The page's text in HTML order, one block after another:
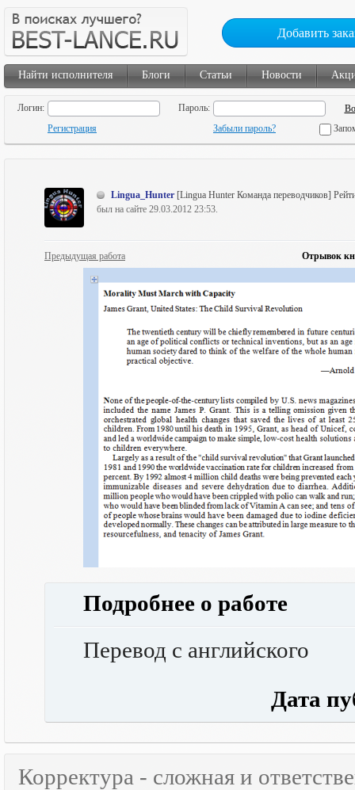
Добавить
Найти исполнителя Блоги Статьи Новости
Логин:
Пароль:
Регистрация
Забыли пароль?
Lingua_Hunter [Lingua Hunter Команда переводчиков]
был на сайте 29.03.2012 23:53.
Предыдущая работа Отрывок
Подробнее о работе
Перевод с английского
Дата
Корректура - сложная и